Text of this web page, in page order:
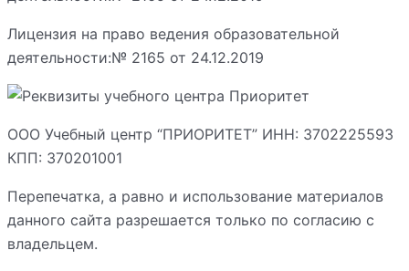
Лицензия на право ведения образовательной
деятельности:№ 2165 от 24.12.2019
ООО Учебный центр “ПРИОРИТЕТ” ИНН: 3702225593
КПП: 370201001
Перепечатка, а равно и использование материалов
данного сайта разрешается только по согласию с
владельцем.